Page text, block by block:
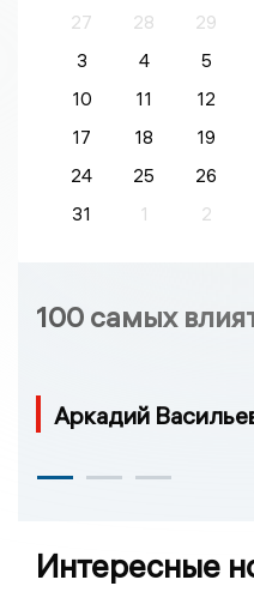
27
28 29
3
4 5
10
11 12
17
18 19
24
25 26
31
1 2
100 самых
Аркадий
Интересные